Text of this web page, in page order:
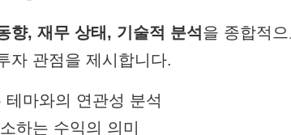
향, 재무 상태, 기술적 분석을 종합적
자 관점을 제시합니다.
테마와의 연관성 분석
하는 수익의 의미